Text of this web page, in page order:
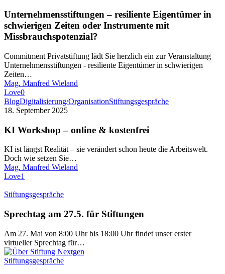
Eigentümer
in
schwierigen
Zeiten
Instrumente
mit
Unternehmensstiftungen – resiliente Eigentümer in
schwierigen Zeiten oder Instrumente mit
Missbrauchspotenzial?
Commitment Privatstiftung lädt Sie herzlich ein zur Veranstaltung
Unternehmensstiftungen - resiliente Eigentümer in schwierigen
Zeiten…
Mag. Manfred Wieland
Love0
BlogDigitalisierung/OrganisationStiftungsgesprächeKI
kostenfrei
18. September 2025
KI Workshop – online & kostenfrei
KI ist längst Realität – sie verändert schon heute die Arbeitswelt.
Doch wie setzen Sie…
Mag. Manfred Wieland
Love1
Stiftungsgespräche
Sprechtag am 27.5. für Stiftungen
Am 27. Mai von 8:00 Uhr bis 18:00 Uhr findet unser erster
virtueller Sprechtag für…
Stiftungsgespräche